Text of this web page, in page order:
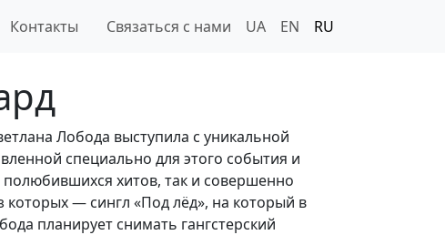
Контакты Связаться с нами UA EN
RU
Лобода выступила с уникальной
специально для этого события и
полюбившихся хитов, так и совершенно
которых — сингл «Под лёд», на который в
планирует снимать гангстерский